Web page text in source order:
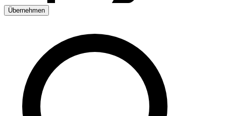
Übernehmen